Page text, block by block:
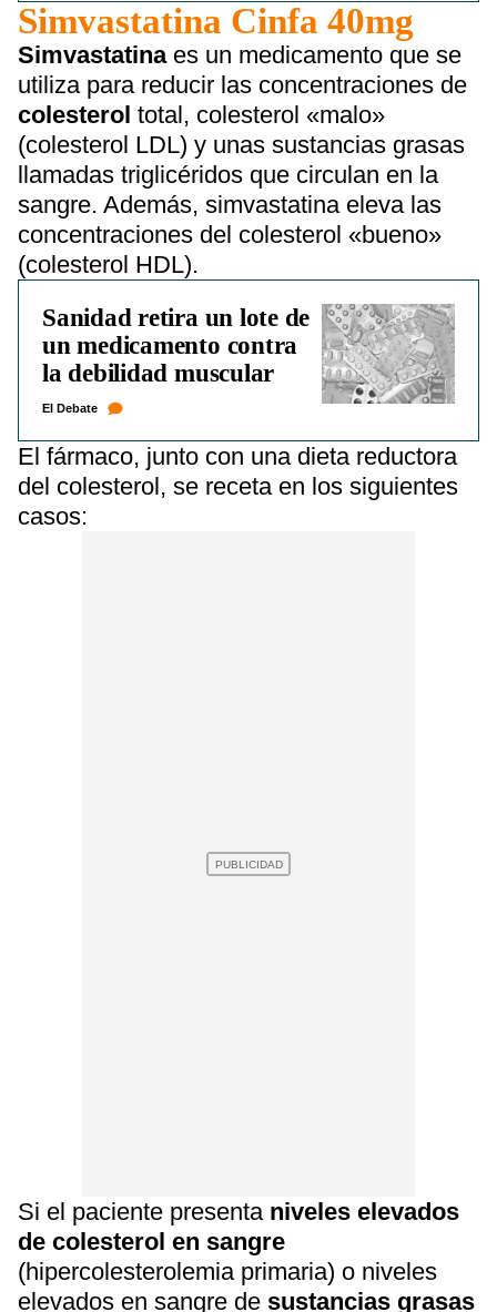
Simvastatina Cinfa 40mg
Simvastatina es un medicamento que se
utiliza para reducir las concentraciones de
colesterol total, colesterol «malo»
(colesterol LDL) y unas sustancias grasas
llamadas triglicéridos que circulan en la
sangre. Además, simvastatina eleva las
concentraciones del colesterol «bueno»
(colesterol HDL).
Sanidad retira un lote de
un medicamento contra
la debilidad muscular
El Debate
El fármaco, junto con una dieta reductora
del colesterol, se receta en los siguientes
casos:
Si el paciente presenta niveles elevados
de colesterol en sangre
(hipercolesterolemia primaria) o niveles
elevados en sangre de sustancias grasas